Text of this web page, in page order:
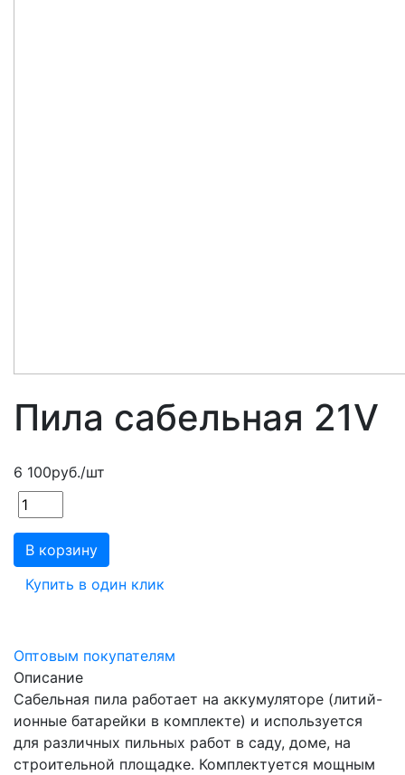
Пила сабельная 21V
6 100руб./шт
В корзину
Купить в один клик
Оптовым покупателям
Описание
Сабельная пила работает на аккумуляторе (литий-
ионные батарейки в комплекте) и используется
для различных пильных работ в саду, доме, на
строительной площадке. Комплектуется мощным